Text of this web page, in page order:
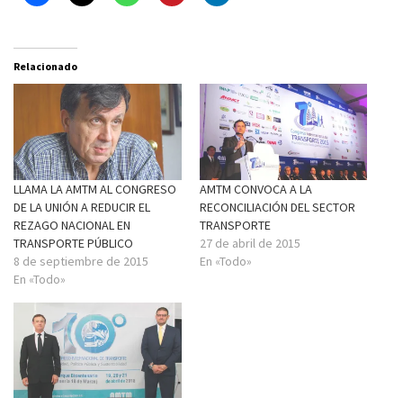
Relacionado
LLAMA LA AMTM AL CONGRESO
DE LA UNIÓN A REDUCIR EL
REZAGO NACIONAL EN
TRANSPORTE PÚBLICO
8 de septiembre de 2015
En «Todo»
AMTM CONVOCA A LA
RECONCILIACIÓN DEL SECTOR
TRANSPORTE
27 de abril de 2015
En «Todo»